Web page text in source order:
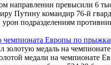
направлении превысили 6
Путину командир 76-й
подразделениям
чемпионата Европы по
золотую медаль на
медали на